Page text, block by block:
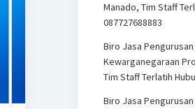
Manado, Tim Staff
087727688883
Biro Jasa
Kewarganegaraan
Tim Staff Terlatih
Biro Jasa